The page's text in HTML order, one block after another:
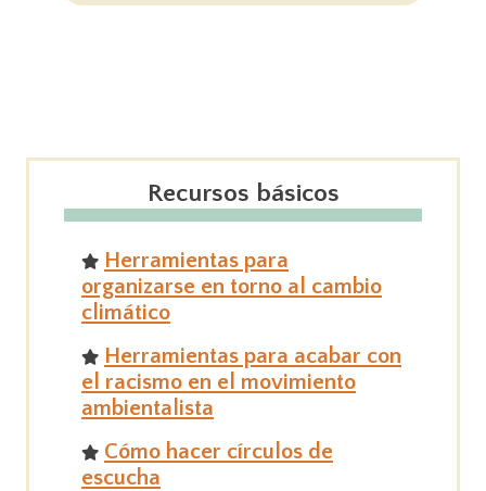
Recursos básicos
Herramientas para
organizarse en torno al cambio
climático
Herramientas para acabar con
el racismo en el movimiento
ambientalista
Cómo hacer círculos de
escucha